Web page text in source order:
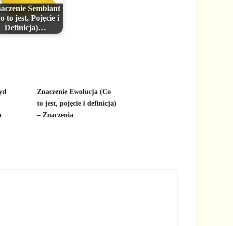
Semblant
to jest, Pojęcie i
Definicja)…
Znaczenie Ewolucja (Co
to jest, pojęcie i definicja)
– Znaczenia